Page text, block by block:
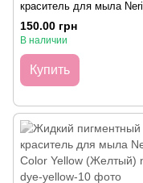
краситель для мыла Neri
Color White (Белый), 100
грамм
150.00 грн
В наличии
Купить